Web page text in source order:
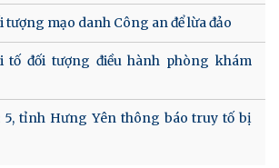
tượng mạo danh Công an để lừa đảo
tố đối tượng điều hành phòng khám
5, tỉnh Hưng Yên thông báo truy tố bị